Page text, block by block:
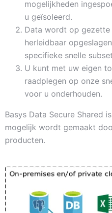
mogelijkheden
u geïsoleerd.
Data wordt op
herleidbaar
specifieke snelle
U kunt met uw eigen
raadplegen op onze
voor u onderhouden.
Basys Data Secure Shared
mogelijk wordt gemaakt
producten.